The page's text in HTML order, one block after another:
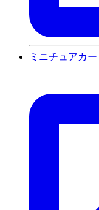
ミニチュアカー